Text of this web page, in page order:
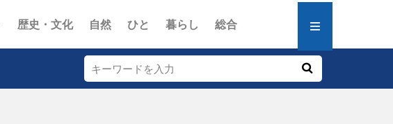
歴史・文化 自然 ひと 暮らし 総合